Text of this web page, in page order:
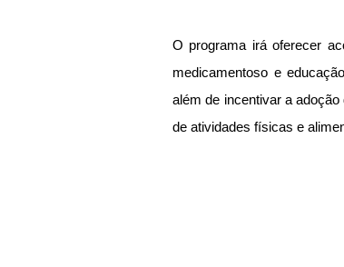
O programa irá oferecer
medicamentoso e
além de incentivar a
de atividades físicas e